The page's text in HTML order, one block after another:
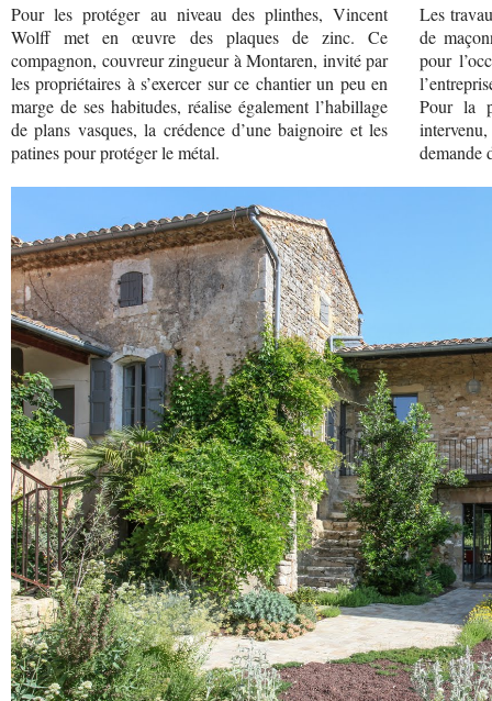
Pour les protéger au niveau des plinthes, Vincent
Wolff met en œuvre des plaques de zinc. Ce
compagnon, couvreur zingueur à Montaren, invité par
les propriétaires à s’exercer sur ce chantier un peu en
marge de ses habitudes, réalise également l’habillage
de plans vasques, la crédence d’une baignoire et les
patines pour protéger le métal.
Les
de
pour
Pour la
demande